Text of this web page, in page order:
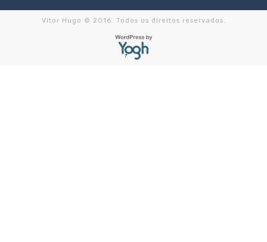
Vitor Hugo © 2016. Todos os direitos reservados.